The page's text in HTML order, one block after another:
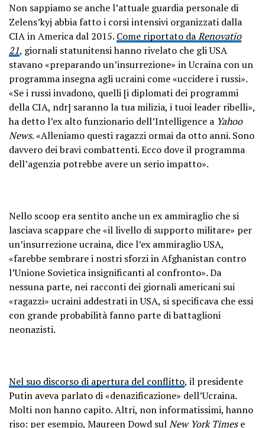
Non sappiamo se anche l’attuale guardia personale di
Zelens’kyj abbia fatto i corsi intensivi organizzati dalla
CIA in America dal 2015. Come riportato daRenovatio
21, giornali statunitensi hanno rivelato che gli USA
stavano «preparando un’insurrezione» in Ucraina con un
programma insegna agli ucraini come «uccidere i russi».
«Se i russi invadono, quelli [i diplomati dei programmi
della CIA, ndr] saranno la tua milizia, i tuoi leader ribelli»,
ha detto l’ex alto funzionario dell’Intelligence a Yahoo
News. «Alleniamo questi ragazzi ormai da otto anni. Sono
davvero dei bravi combattenti. Ecco dove il programma
dell’agenzia potrebbe avere un serio impatto».
Nello scoop era sentito anche un ex ammiraglio che si
lasciava scappare che «il livello di supporto militare» per
un’insurrezione ucraina, dice l’ex ammiraglio USA,
«farebbe sembrare i nostri sforzi in Afghanistan contro
l’Unione Sovietica insignificanti al confronto». Da
nessuna parte, nei racconti dei giornali americani sui
«ragazzi» ucraini addestrati in USA, si specificava che essi
con grande probabilità fanno parte di battaglioni
neonazisti.
Nel suo discorso di apertura del conflitto, il presidente
Putin aveva parlato di «denazificazione» dell’Ucraina.
Molti non hanno capito. Altri, non informatissimi, hanno
riso: per esempio, Maureen Dowd sulNew York Timese